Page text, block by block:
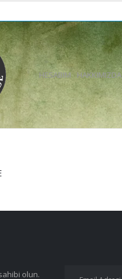
HESABIM HAKKIMIZDA
olun.